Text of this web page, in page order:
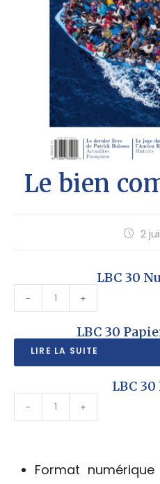
Le bien
2
LBC 30
- +
LBC 30
LIRE LA SUITE
LBC
- +
Format